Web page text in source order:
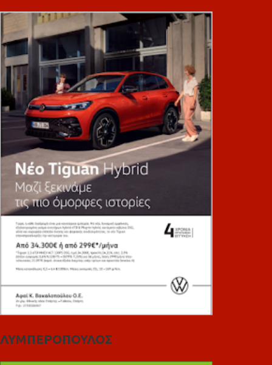
ΛΥΜΠΕΡΟΠΟΥΛΟΣ